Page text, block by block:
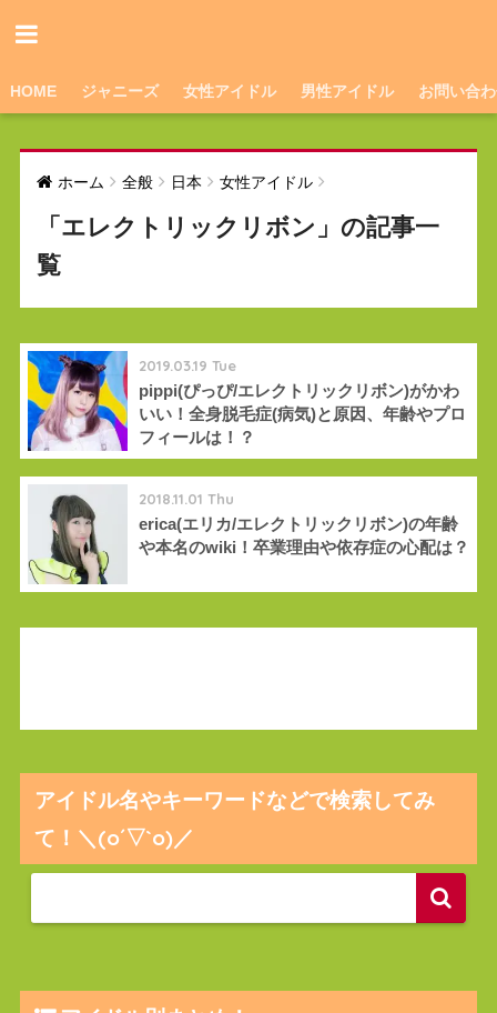
HOME ジャニーズ 女性アイドル 男性アイドル お問い合
ホーム 全般 日本 女性アイドル
「エレクトリックリボン」の記事一
覧
2019.03.19 Tue
pippi(ぴっぴ/エレクトリックリボン)がかわ
いい！全身脱毛症(病気)と原因、年齢やプロ
フィールは！？
2018.11.01 Thu
erica(エリカ/エレクトリックリボン)の年齢
や本名のwiki！卒業理由や依存症の心配は？
アイドル名やキーワードなどで検索してみ
て！＼(o´▽`o)／